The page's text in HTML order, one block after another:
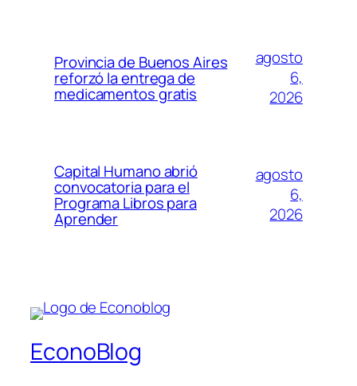
Provincia de Buenos Aires
reforzó la entrega de
medicamentos gratis
agosto
6,
2026
Capital Humano abrió
convocatoria para el
Programa Libros para
Aprender
agosto
6,
2026
EconoBlog